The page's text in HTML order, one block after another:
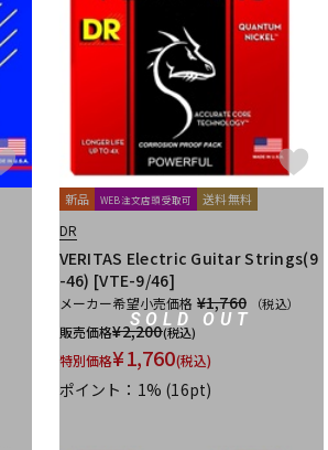
SOLD OUT
新品 WEB注文店頭受取可 送料無料
DR
VERITAS Electric Guitar Strings(9
-46) [VTE-9/46]
メーカー希望小売価格 ¥1,760 （税込）
販売価格¥2,200(税込)
特別価格¥1,760(税込)
ポイント：1% (16pt)